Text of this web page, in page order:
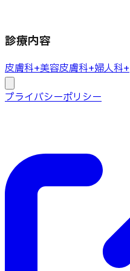
診療内容
皮膚科+美容皮膚科+婦人科+
プライバシーポリシー